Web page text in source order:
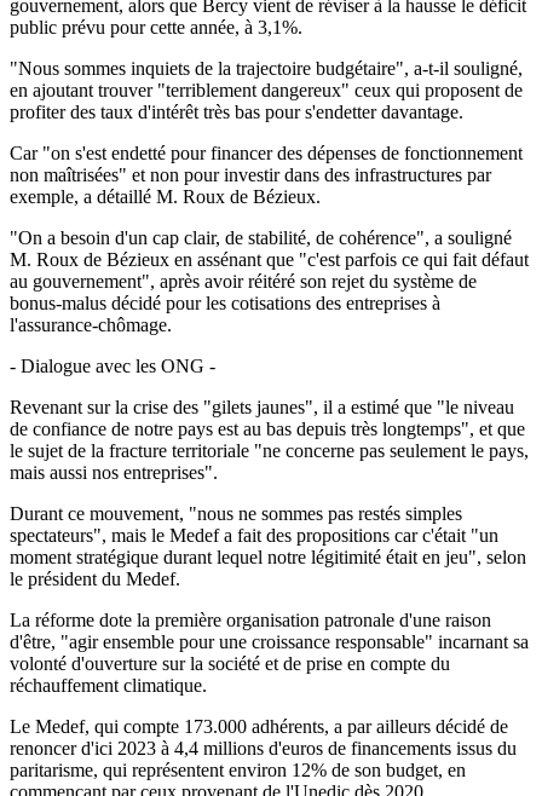
gouvernement, alors que Bercy vient de réviser à la hausse le déficit
public prévu pour cette année, à 3,1%.
"Nous sommes inquiets de la trajectoire budgétaire", a-t-il souligné,
en ajoutant trouver "terriblement dangereux" ceux qui proposent de
profiter des taux d'intérêt très bas pour s'endetter davantage.
Car "on s'est endetté pour financer des dépenses de fonctionnement
non maîtrisées" et non pour investir dans des infrastructures par
exemple, a détaillé M. Roux de Bézieux.
"On a besoin d'un cap clair, de stabilité, de cohérence", a souligné
M. Roux de Bézieux en assénant que "c'est parfois ce qui fait défaut
au gouvernement", après avoir réitéré son rejet du système de
bonus-malus décidé pour les cotisations des entreprises à
l'assurance-chômage.
- Dialogue avec les ONG -
Revenant sur la crise des "gilets jaunes", il a estimé que "le niveau
de confiance de notre pays est au bas depuis très longtemps", et que
le sujet de la fracture territoriale "ne concerne pas seulement le pays,
mais aussi nos entreprises".
Durant ce mouvement, "nous ne sommes pas restés simples
spectateurs", mais le Medef a fait des propositions car c'était "un
moment stratégique durant lequel notre légitimité était en jeu", selon
le président du Medef.
La réforme dote la première organisation patronale d'une raison
d'être, "agir ensemble pour une croissance responsable" incarnant sa
volonté d'ouverture sur la société et de prise en compte du
réchauffement climatique.
Le Medef, qui compte 173.000 adhérents, a par ailleurs décidé de
renoncer d'ici 2023 à 4,4 millions d'euros de financements issus du
paritarisme, qui représentent environ 12% de son budget, en
commençant par ceux provenant de l'Unedic dès 2020.